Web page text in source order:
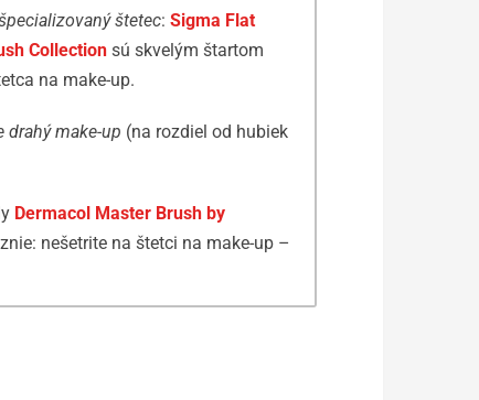
štetec: Sigma Flat
Collection sú skvelým štartom
na make-up.
drahý make-up (na rozdiel od hubiek
Dermacol Master Brush by
nešetrite na štetci na make-up –